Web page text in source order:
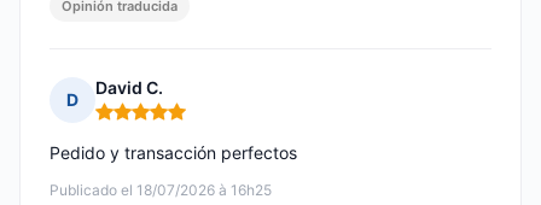
Opinión traducida
D
David C.
Nota: 5 de 5
Publicado el 18/07/2026 à 16h25
Pedido y transacción perfectos